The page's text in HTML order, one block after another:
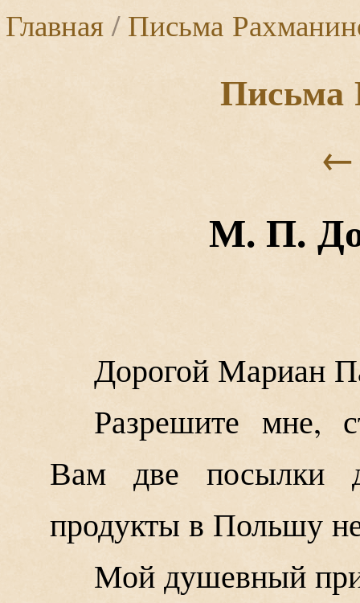
Главная/Письма
Письма
←
М. П.
Дорогой Мариан
Разрешите мне,
Вам две посылки
продукты в Польшу
Мой душевный